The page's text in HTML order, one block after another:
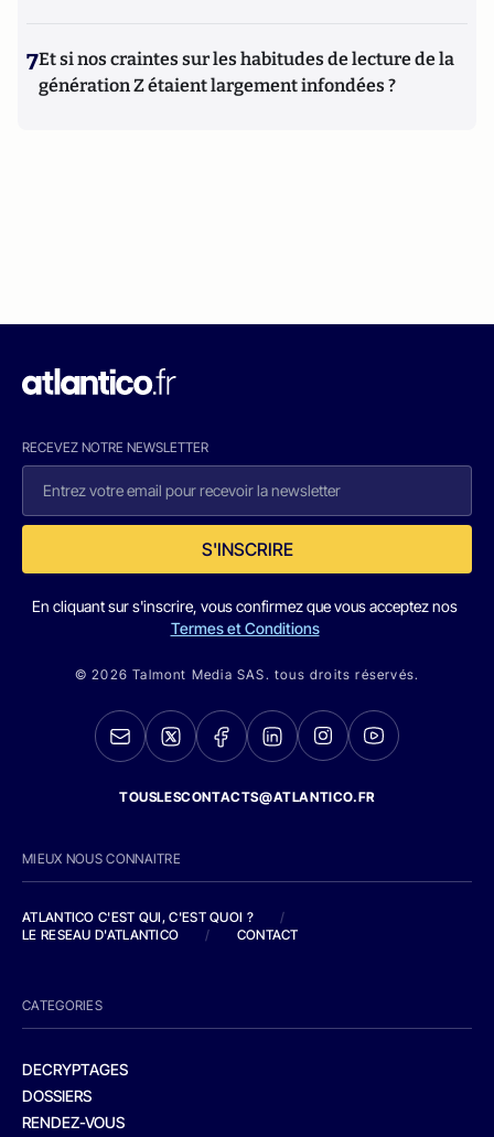
7Et si nos craintes sur les habitudes de lecture de la
génération Z étaient largement infondées ?
RECEVEZ NOTRE NEWSLETTER
S'INSCRIRE
En cliquant sur s'inscrire, vous confirmez que vous acceptez nos
Termes et Conditions
© 2026 Talmont Media SAS. tous droits réservés.
TOUSLESCONTACTS@ATLANTICO.FR
MIEUX NOUS CONNAITRE
ATLANTICO C'EST QUI, C'EST QUOI ?
/
LE RESEAU D'ATLANTICO
/ CONTACT
CATEGORIES
DECRYPTAGES
DOSSIERS
RENDEZ-VOUS